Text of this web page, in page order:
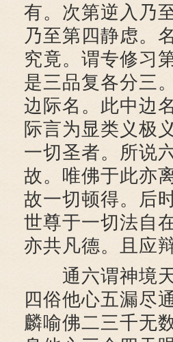
有。次第逆入乃
乃至第四静虑。
究竟。谓专修习
是三品复各分三
边际名。此中边
际言为显类义极
一切圣者。所说
故。唯佛于此亦
故一切顿得。后
世尊于一切法自
亦共凡德。且应
通六谓神境天
四俗他心五漏尽
麟喻佛二三千无